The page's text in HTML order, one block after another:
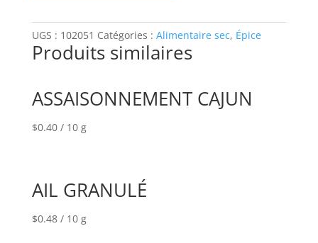
UGS : 102051 Catégories : Alimentaire sec, Épice
Produits similaires
ASSAISONNEMENT CAJUN
$0.40 / 10 g
AIL GRANULÉ
$0.48 / 10 g